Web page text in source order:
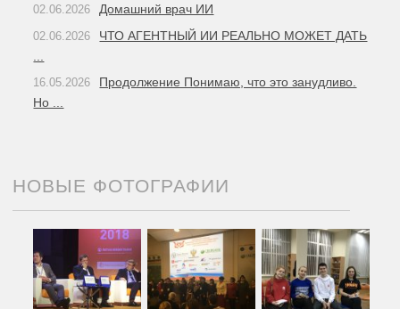
02.06.2026 Домашний врач ИИ
02.06.2026
ЧТО АГЕНТНЫЙ ИИ РЕАЛЬНО МОЖЕТ ДАТЬ
16.05.2026
Продолжение Понимаю, что это занудливо.
Но ...
НОВЫЕ ФОТОГРАФИИ